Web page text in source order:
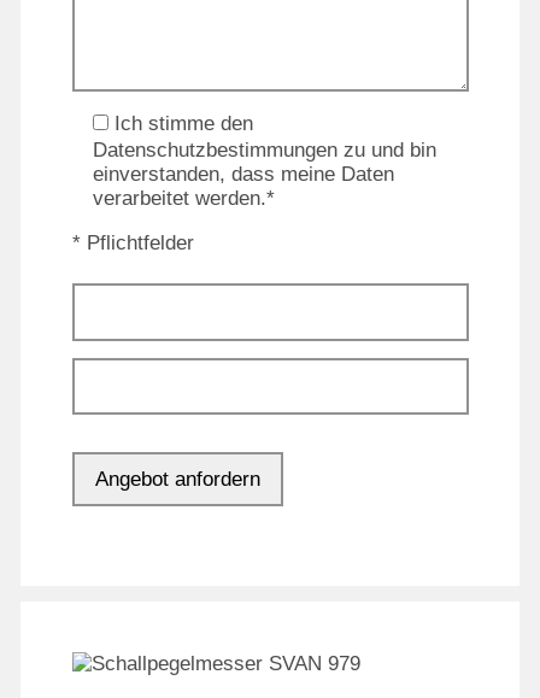
Ich stimme den
Datenschutzbestimmungen zu und bin
einverstanden, dass meine Daten
verarbeitet werden.*
* Pflichtfelder